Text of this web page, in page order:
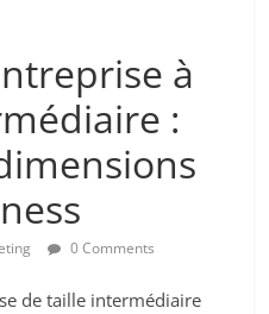
à
:
0 Comments
de taille intermédiaire